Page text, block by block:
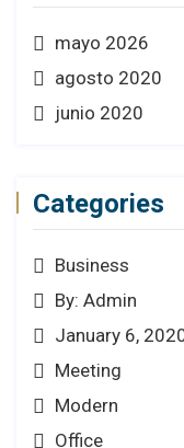
mayo 2026
agosto 2020
junio 2020
Categories
Business
By: Admin
January 6,
Meeting
Modern
Office